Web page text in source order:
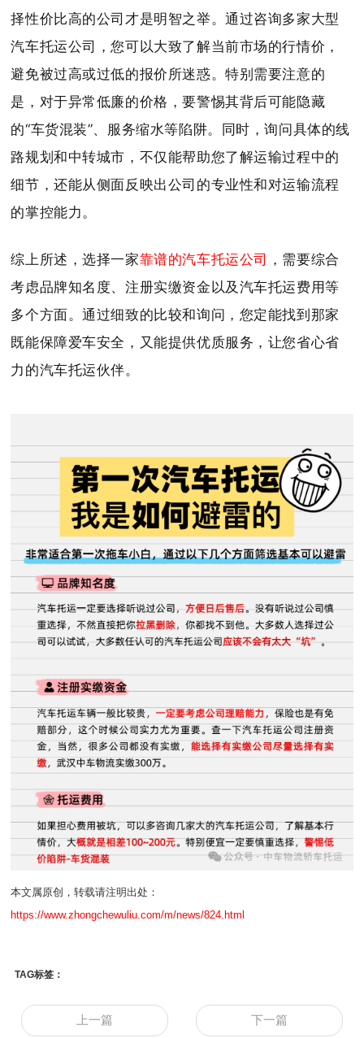
择性价比高的公司才是明智之举。通过咨询多家大型
汽车托运公司，您可以大致了解当前市场的行情价，
避免被过高或过低的报价所迷惑。特别需要注意的
是，对于异常低廉的价格，要警惕其背后可能隐藏
的“车货混装”、服务缩水等陷阱。同时，询问具体的线
路规划和中转城市，不仅能帮助您了解运输过程中的
细节，还能从侧面反映出公司的专业性和对运输流程
的掌控能力。
综上所述，选择一家靠谱的汽车托运公司 ，需要综合
考虑品牌知名度、注册实缴资金以及汽车托运费用等
多个方面。通过细致的比较和询问，您定能找到那家
既能保障爱车安全，又能提供优质服务，让您省心省
力的汽车托运伙伴。
本文属原创，转载请注明出处：
https://www.zhongchewuliu.com/m/news/824.html
TAG标签：
上一篇 下一篇